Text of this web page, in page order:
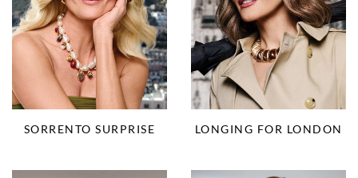
SORRENTO SURPRISE LONGING FOR LONDON